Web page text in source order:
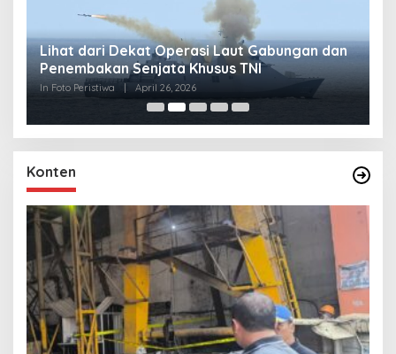
Lihat dari Dekat Operasi Laut Gabungan dan
Penembakan Senjata Khusus TNI
In Foto Peristiwa April 26, 2026
Konten